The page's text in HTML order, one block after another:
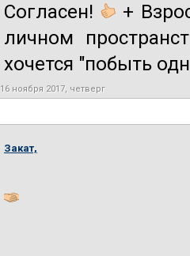
Согласен!
+
личном
хочется "побыть
16 ноября 2017, четверг
Закат,